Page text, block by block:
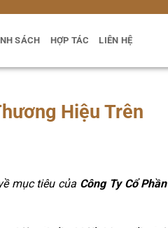
SÁCH HỢP TÁC LIÊN HỆ
Hiệu Trên
mục tiêu của Công Ty Cổ Phần